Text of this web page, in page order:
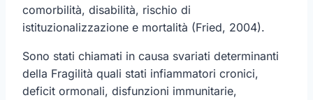
comorbilità, disabilità, rischio di
istituzionalizzazione e mortalità (Fried, 2004).
Sono stati chiamati in causa svariati determinanti
della Fragilità quali stati infiammatori cronici,
deficit ormonali, disfunzioni immunitarie,